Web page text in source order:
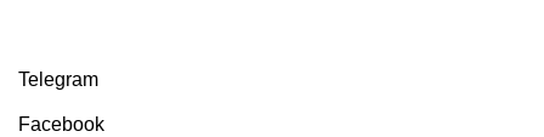
Telegram
Facebook